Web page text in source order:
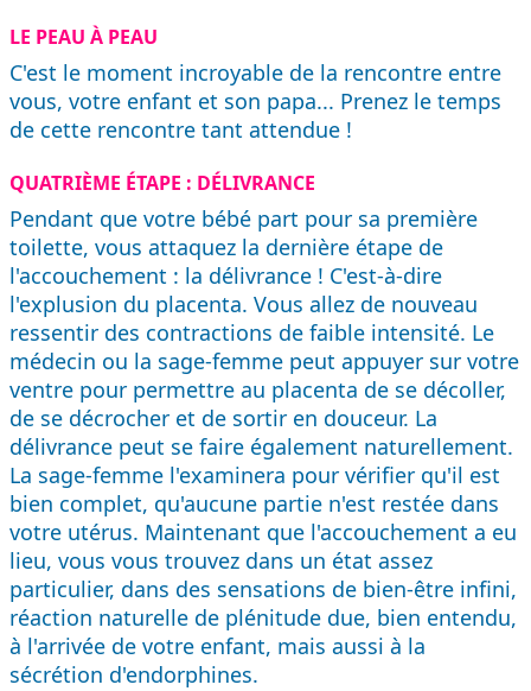
LE PEAU À PEAU
C'est le moment incroyable de la rencontre entre
vous, votre enfant et son papa... Prenez le temps
de cette rencontre tant attendue !
QUATRIÈME ÉTAPE : DÉLIVRANCE
Pendant que votre bébé part pour sa première
toilette, vous attaquez la dernière étape de
l'accouchement : la délivrance ! C'est-à-dire
l'explusion du placenta. Vous allez de nouveau
ressentir des contractions de faible intensité. Le
médecin ou la sage-femme peut appuyer sur votre
ventre pour permettre au placenta de se décoller,
de se décrocher et de sortir en douceur. La
délivrance peut se faire également naturellement.
La sage-femme l'examinera pour vérifier qu'il est
bien complet, qu'aucune partie n'est restée dans
votre utérus. Maintenant que l'accouchement a eu
lieu, vous vous trouvez dans un état assez
particulier, dans des sensations de bien-être infini,
réaction naturelle de plénitude due, bien entendu,
à l'arrivée de votre enfant, mais aussi à la
sécrétion d'endorphines.